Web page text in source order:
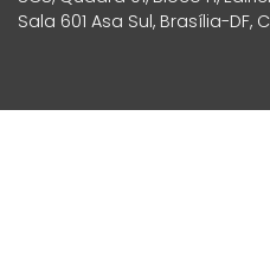
Sala 601 Asa Sul, Brasília-DF,